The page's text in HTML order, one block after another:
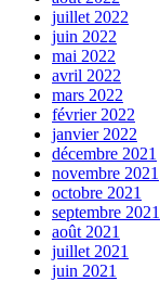
juillet 2022
juin 2022
mai 2022
avril 2022
mars 2022
février 2022
janvier 2022
décembre 2021
novembre 2021
octobre 2021
septembre 2021
août 2021
juillet 2021
juin 2021